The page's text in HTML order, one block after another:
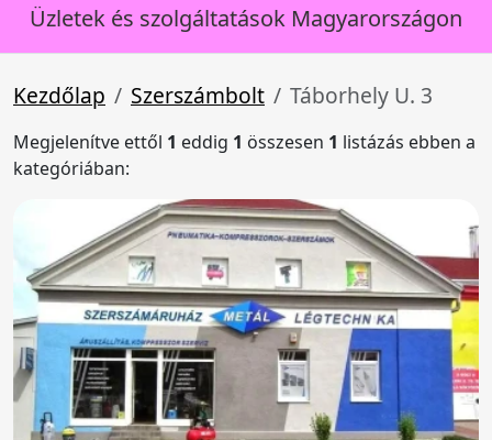
Üzletek és szolgáltatások Magyarországon
Kezdőlap Szerszámbolt Táborhely U. 3
Megjelenítve ettől 1 eddig 1 összesen 1 listázás ebben a
kategóriában: